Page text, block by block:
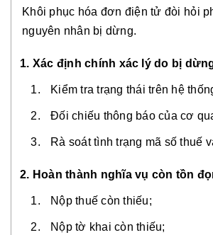
Khôi phục hóa đơn điện tử đòi hỏi
nguyên nhân bị dừng.
1. Xác định chính xác lý do bị
Kiểm tra trạng thái trên hệ
Đối chiếu thông báo của cơ
Rà soát tình trạng mã số thuế
2. Hoàn thành nghĩa vụ còn tồn
Nộp thuế còn thiếu;
Nộp tờ khai còn thiếu;